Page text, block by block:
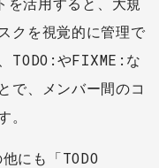
クを視覚的に管理で
TODO:やFIXME:な
で、メンバー間のコ
。
にも「TODO